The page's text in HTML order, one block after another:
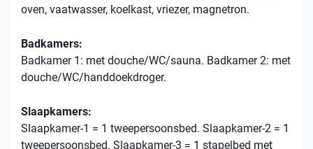
oven, vaatwasser, koelkast, vriezer, magnetron.
Badkamers:
Badkamer 1: met douche/WC/sauna. Badkamer 2: met
douche/WC/handdoekdroger.
Slaapkamers:
Slaapkamer-1 = 1 tweepersoonsbed. Slaapkamer-2 = 1
tweepersoonsbed. Slaapkamer-3 = 1 stapelbed met